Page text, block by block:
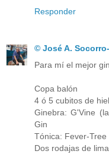
Responder
© José A.
Para mí el mejor
Copa balón
4 ó 5 cubitos de
Ginebra: G'Vine
Gin
Tónica: Fever-Tree
Dos rodajas de lima